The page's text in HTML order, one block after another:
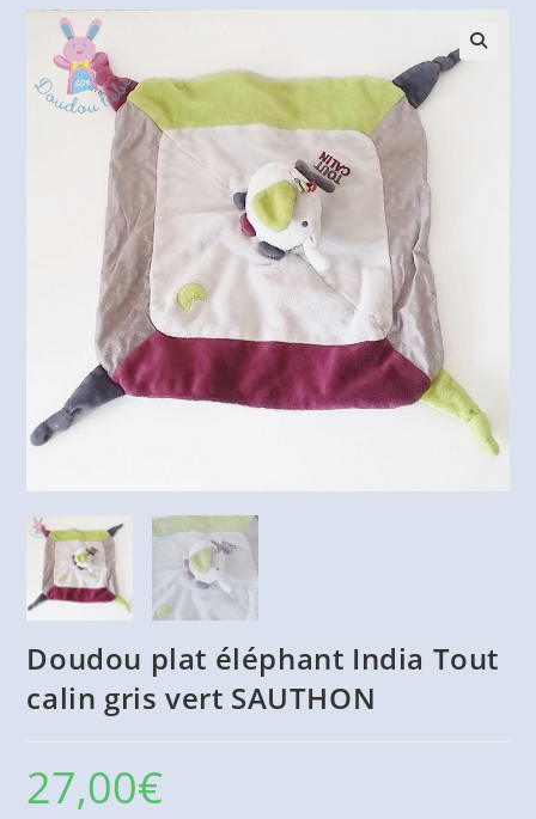
Doudou plat éléphant India Tout
calin gris vert SAUTHON
27,00€